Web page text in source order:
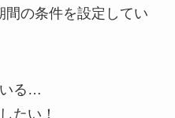
間の条件を設定してい
る…
たい！